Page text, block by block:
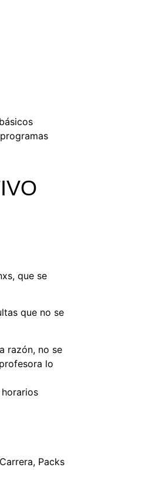
que se
que no se
razón, no se
lo
Packs